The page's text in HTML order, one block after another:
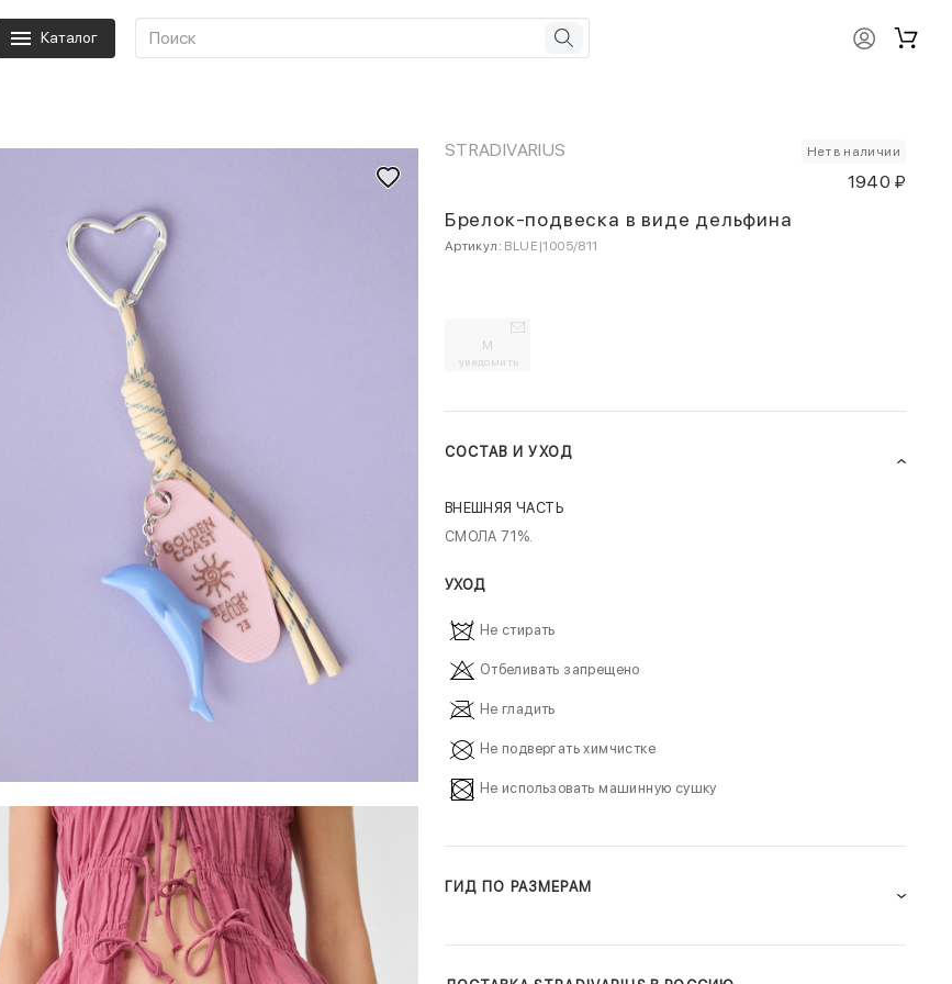
Каталог
STRADIVARIUS Нет в наличии
1940 ₽
Брелок-подвеска в виде дельфина
Артикул: BLUE|1005/811
M
уведомить
СОСТАВ И УХОД
ВНЕШНЯЯ ЧАСТЬ
СМОЛА 71%.
УХОД
Не стирать
Отбеливать запрещено
Не гладить
Не подвергать химчистке
Не использовать машинную сушку
ГИД ПО РАЗМЕРАМ